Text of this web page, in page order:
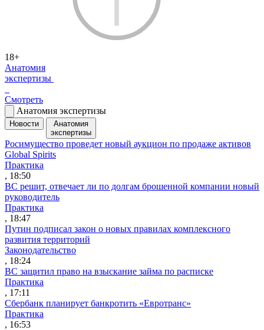
18+
Анатомия
экспертизы
Смотреть
Анатомия экспертизы
Новости
Анатомия
экспертизы
Росимущество проведет новый аукцион по продаже активов
Global Spirits
Практика
, 18:50
ВС решит, отвечает ли по долгам брошенной компании новый
руководитель
Практика
, 18:47
Путин подписал закон о новых правилах комплексного
развития территорий
Законодательство
, 18:24
ВС защитил право на взыскание займа по расписке
Практика
, 17:11
Сбербанк планирует банкротить «Евротранс»
Практика
, 16:53